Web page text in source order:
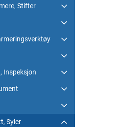
Stifter
Inspeksjon
Syler